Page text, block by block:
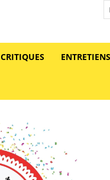
CRITIQUES ENTRETIENS